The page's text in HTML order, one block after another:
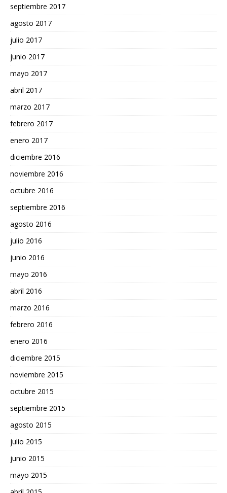
septiembre 2017
agosto 2017
julio 2017
junio 2017
mayo 2017
abril 2017
marzo 2017
febrero 2017
enero 2017
diciembre 2016
noviembre 2016
octubre 2016
septiembre 2016
agosto 2016
julio 2016
junio 2016
mayo 2016
abril 2016
marzo 2016
febrero 2016
enero 2016
diciembre 2015
noviembre 2015
octubre 2015
septiembre 2015
agosto 2015
julio 2015
junio 2015
mayo 2015